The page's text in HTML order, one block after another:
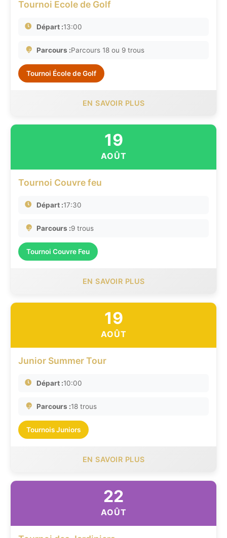
Tournoi Ecole de Golf
Départ :13:00
Parcours :Parcours 18 ou 9 trous
Tournoi École de Golf
EN SAVOIR PLUS
19
AOÛT
Tournoi Couvre feu
Départ :17:30
Parcours :9 trous
Tournoi Couvre Feu
EN SAVOIR PLUS
19
AOÛT
Junior Summer Tour
Départ :10:00
Parcours :18 trous
Tournois Juniors
EN SAVOIR PLUS
22
AOÛT